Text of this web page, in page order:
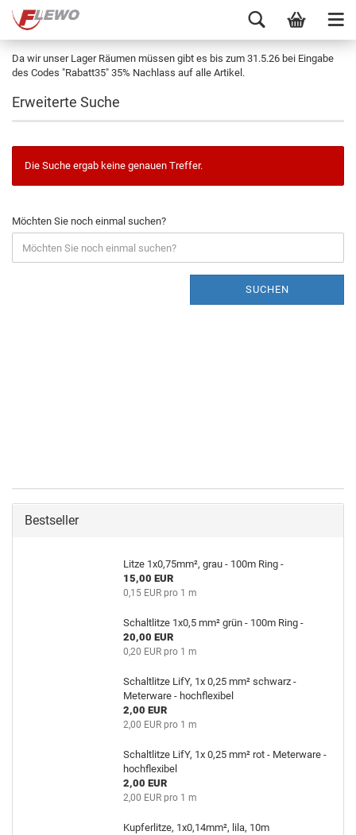
Da wir unser Lager Räumen müssen gibt es bis zum 31.5.26 bei Eingabe
des Codes "Rabatt35" 35% Nachlass auf alle Artikel.
Erweiterte Suche
Die Suche ergab keine genauen Treffer.
Möchten Sie noch einmal suchen?
SUCHEN
Bestseller
Litze 1x0,75mm², grau - 100m Ring -
15,00 EUR
0,15 EUR pro 1 m
Schaltlitze 1x0,5 mm² grün - 100m Ring -
20,00 EUR
0,20 EUR pro 1 m
Schaltlitze LifY, 1x 0,25 mm² schwarz -
Meterware - hochflexibel
2,00 EUR
2,00 EUR pro 1 m
Schaltlitze LifY, 1x 0,25 mm² rot - Meterware -
hochflexibel
2,00 EUR
2,00 EUR pro 1 m
Kupferlitze, 1x0,14mm², lila, 10m